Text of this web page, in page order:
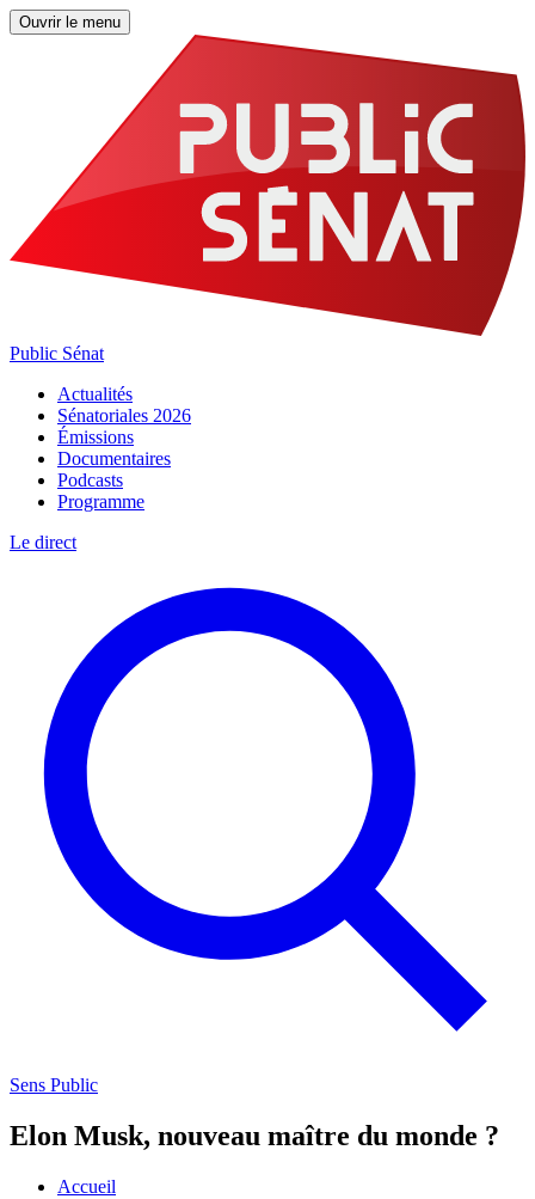
Ouvrir le menu
Public Sénat
Actualités
Sénatoriales 2026
Émissions
Documentaires
Podcasts
Programme
Le direct
Sens Public
Elon Musk, nouveau maître du monde ?
Accueil